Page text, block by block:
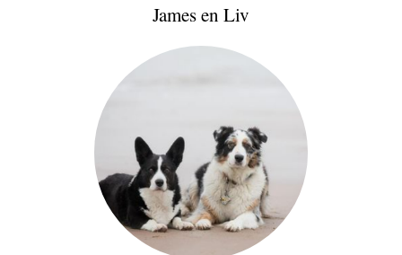
James en Liv